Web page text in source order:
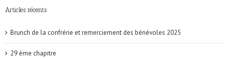
Articles récents
Brunch de la confrérie et remerciement des bénévoles 2025
29 ème chapitre